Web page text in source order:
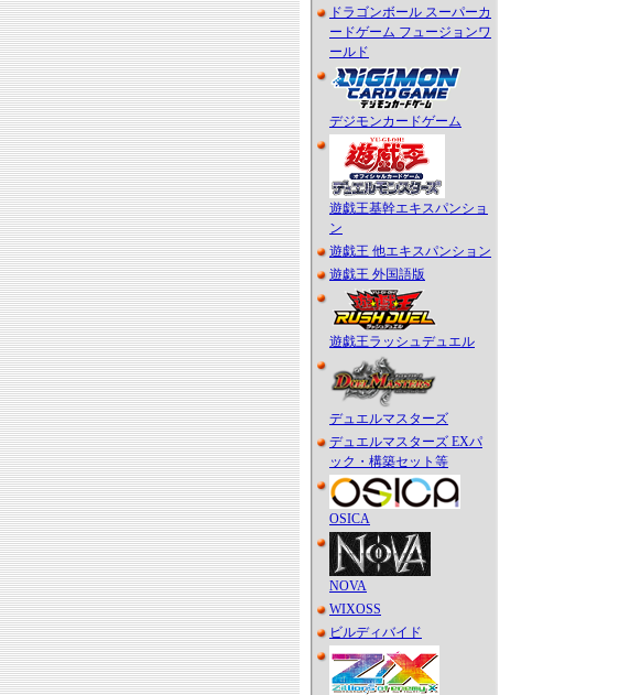
ドラゴンボール スーパーカ
ードゲーム フュージョンワ
ールド
デジモンカードゲーム
遊戯王基幹エキスパンショ
ン
遊戯王 他エキスパンション
遊戯王 外国語版
遊戯王ラッシュデュエル
デュエルマスターズ
デュエルマスターズ EXパ
ック・構築セット等
OSICA
NOVA
WIXOSS
ビルディバイド